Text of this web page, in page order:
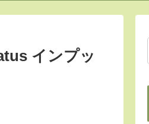
インプッ